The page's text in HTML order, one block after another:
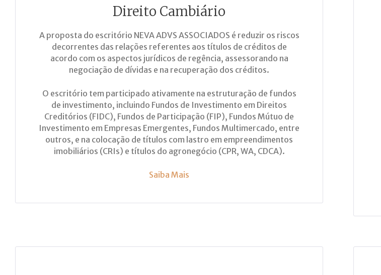
Direito Cambiário
A proposta do escritório NEVA ADVS ASSOCIADOS é reduzir os riscos
decorrentes das relações referentes aos títulos de créditos de
acordo com os aspectos jurídicos de regência, assessorando na
negociação de dívidas e na recuperação dos créditos.
O escritório tem participado ativamente na estruturação de fundos
de investimento, incluindo Fundos de Investimento em Direitos
Creditórios (FIDC), Fundos de Participação (FIP), Fundos Mútuo de
Investimento em Empresas Emergentes, Fundos Multimercado, entre
outros, e na colocação de títulos com lastro em empreendimentos
imobiliários (CRIs) e títulos do agronegócio (CPR, WA, CDCA).
Saiba Mais